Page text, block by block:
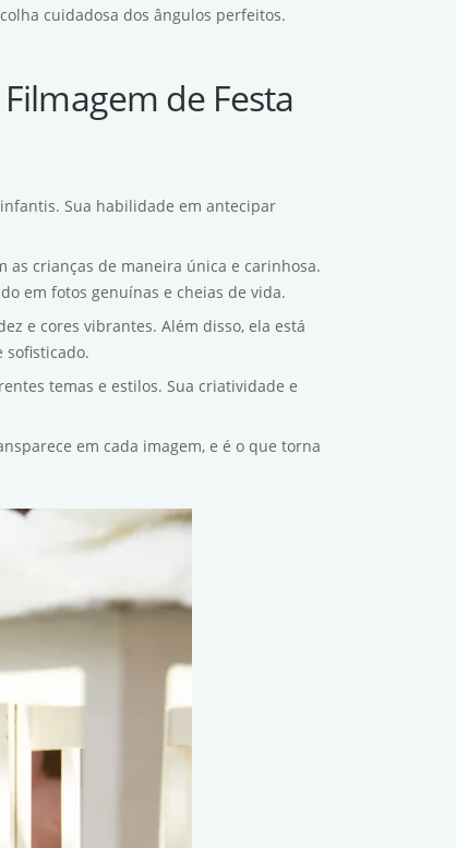
cuidadosa dos ângulos perfeitos.
de Festa
Sua habilidade em antecipar
as crianças de maneira única e carinhosa.
em fotos genuínas e cheias de vida.
e cores vibrantes. Além disso, ela está
sofisticado.
temas e estilos. Sua criatividade e
em cada imagem, e é o que torna